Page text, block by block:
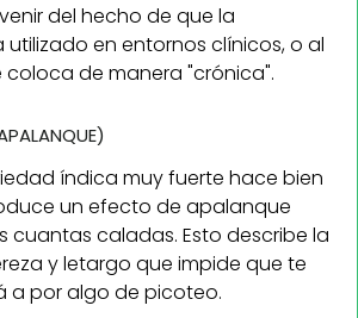
del hecho de que la
utilizado en entornos clínicos, o al
de manera "crónica".
índica muy fuerte hace bien
un efecto de apalanque
cuantas caladas. Esto describe la
y letargo que impide que te
a por algo de picoteo.